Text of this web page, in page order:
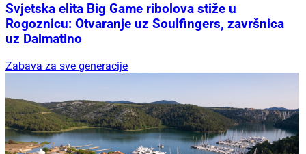
Svjetska elita Big Game ribolova stiže u
Rogoznicu: Otvaranje uz Soulfingers, završnica
uz Dalmatino
Zabava za sve generacije